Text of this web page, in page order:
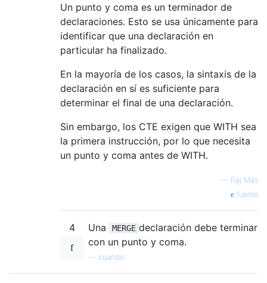
Un punto y coma es un terminador de
declaraciones. Esto se usa únicamente para
identificar que una declaración en
particular ha finalizado.
En la mayoría de los casos, la sintaxis de la
declaración en sí es suficiente para
determinar el final de una declaración.
Sin embargo, los CTE exigen que WITH sea
la primera instrucción, por lo que necesita
un punto y coma antes de WITH.
— Raj Más
fuente
4 Una MERGE declaración debe terminar
con un punto y coma.
cuando